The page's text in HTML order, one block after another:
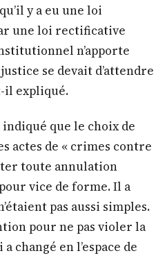
y a eu une loi
une loi rectificative
n’apporte
se devait d’attendre
il expliqué.
que le choix de
actes de « crimes contre
toute annulation
vice de forme. Il a
pas aussi simples.
pour ne pas violer la
changé en l’espace de